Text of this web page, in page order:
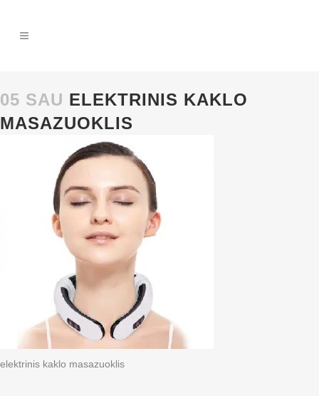
05 SAU ELEKTRINIS KAKLO
MASAZUOKLIS
elektrinis kaklo masazuoklis